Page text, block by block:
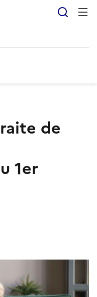
de
1er
de base : quelle